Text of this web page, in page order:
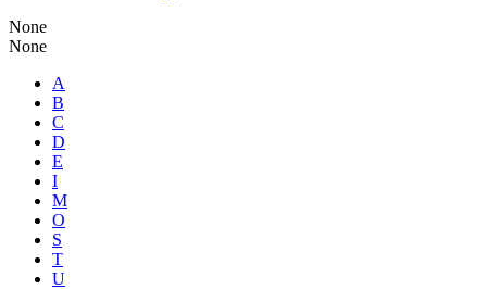
None
None
A
B
C
D
E
I
M
O
S
T
U